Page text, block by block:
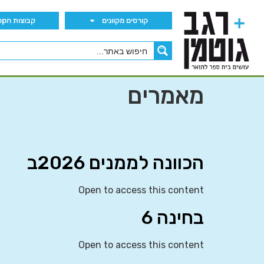
קורסים מקוונים קבוצות הWhatsApp
מאמרים
הכוונה לממנים 2026ב
Open to access this content
בחינה 6
Open to access this content